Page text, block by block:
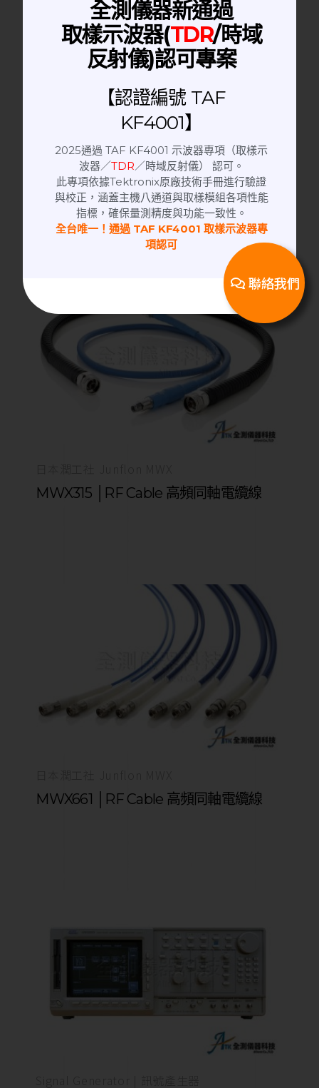
Signal Generator | 訊號產生器
HP 83640B 信號產生器
MWX315 │RF Cable 高頻同軸電纜線
MWX661 │RF Cable 高頻同軸電纜線
全測儀器新通過
取樣示波器(TDR/時域
反射儀)認可專案
【認證編號 TAF
KF4001】
2025通過 TAF KF4001 示波器專項（取樣示
波器／TDR／時域反射儀） 認可。
此專項依據Tektronix原廠技術手冊進行驗證
與校正，涵蓋主機八通道與取樣模組各項性能
指標，確保量測精度與功能一致性。
全台唯一！通過 TAF KF4001 取樣示波器專
項認可
聯絡我們